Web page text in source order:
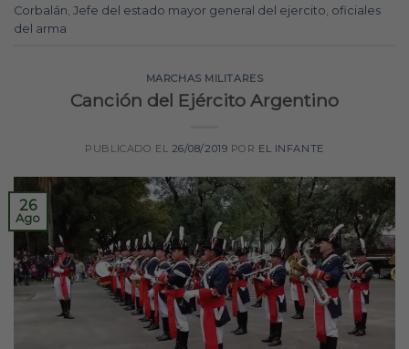
Corbalán Jefe del estado mayor general del ejercito oficiales
del arma
MARCHAS MILITARES
Canción del Ejército Argentino
PUBLICADO EL 26/08/2019 POR EL INFANTE
26
Ago